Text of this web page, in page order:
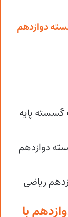
دوازدهم
گسسته پایه
دوازدهم
ریاضی
با